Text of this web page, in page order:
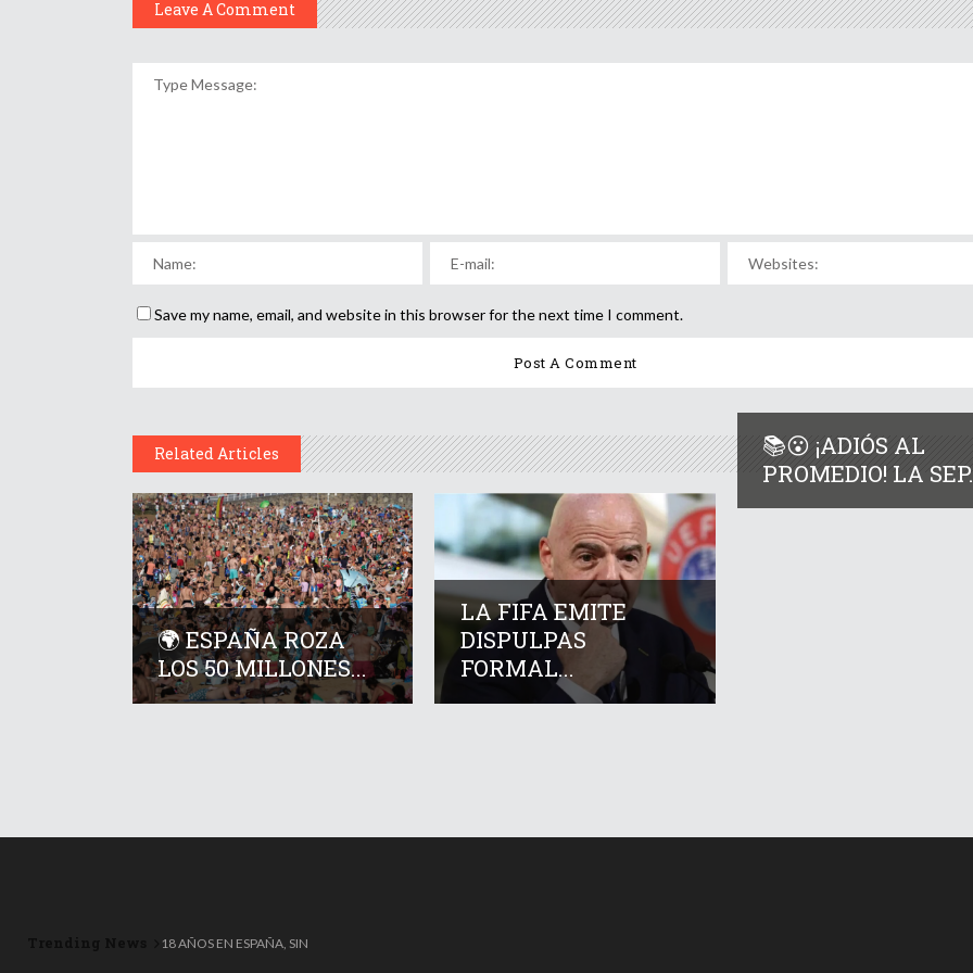
Leave A Comment
Save my name, email, and website in this browser for the next time I comment.
Related Articles
🌍 ESPAÑA ROZA
LOS 50 MILLONES...
LA FIFA EMITE
DISPULPAS
FORMAL...
📚😮 ¡ADIÓS AL
PROMEDIO! LA
18 AÑOS EN ESPAÑA, SIN